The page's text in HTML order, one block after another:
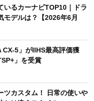
いるカーナビTOP10｜ドラ
モデルは？【2026年6月
CX-5」がIIHS最高評価獲
」を受賞
ツカスタム！ 日常の使いや